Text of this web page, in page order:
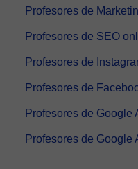
Profesores de
Profesores de SEO
Profesores de
Profesores de
Profesores de Google
Profesores de Google